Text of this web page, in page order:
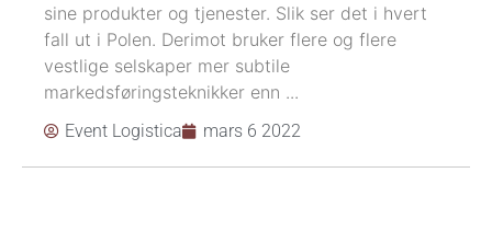
sine produkter og tjenester. Slik ser det i hvert
fall ut i Polen. Derimot bruker flere og flere
vestlige selskaper mer subtile
markedsføringsteknikker enn ...
Event Logistica mars 6 2022